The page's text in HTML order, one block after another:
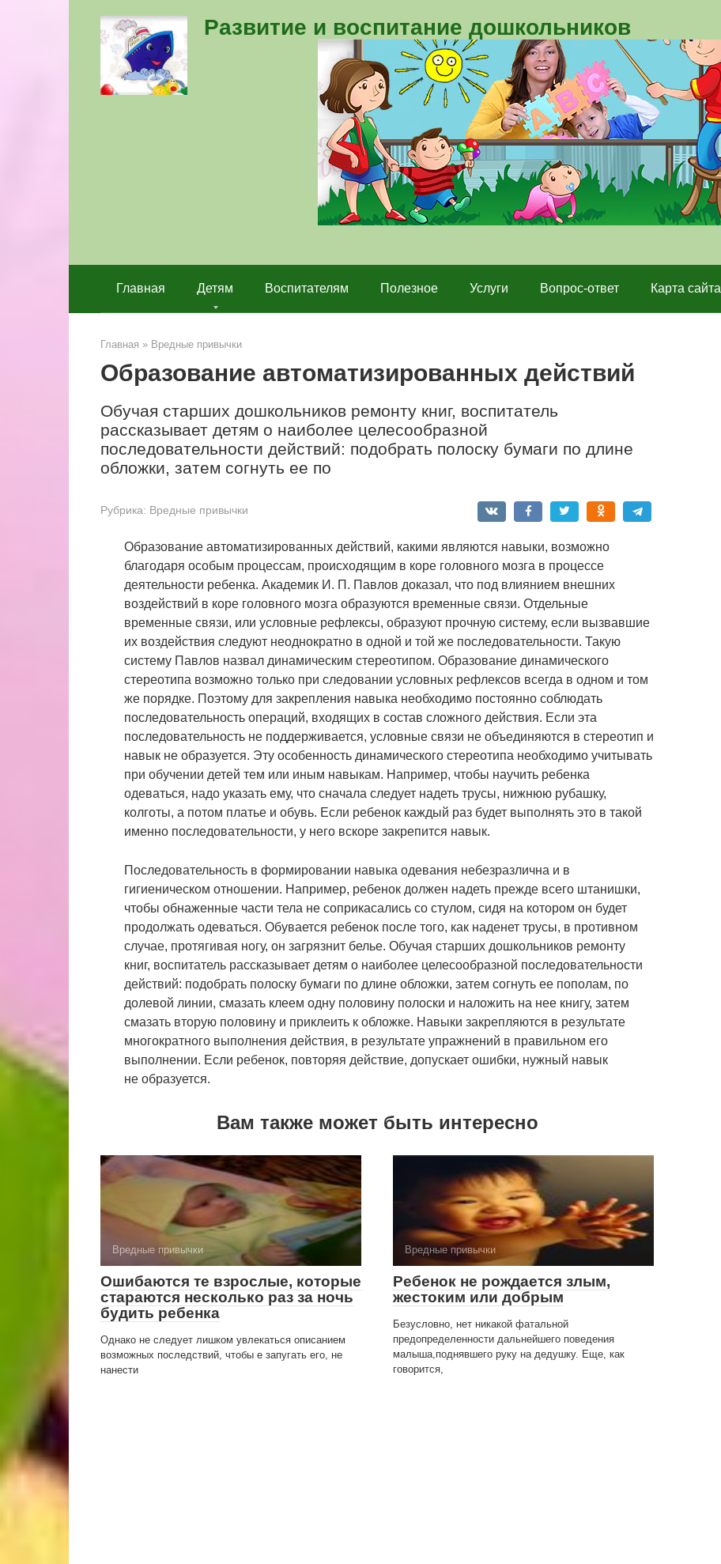
Развитие и воспитание дошкольников
Главная Детям Воспитателям Полезное Услуги Вопрос-ответ Карта сайта
Главная » Вредные привычки
Образование автоматизированных действий
Обучая старших дошкольников ремонту книг, воспитатель
рассказывает детям о наиболее целесообразной
последовательности действий: подобрать полоску бумаги по длине
обложки, затем согнуть ее по
Рубрика: Вредные привычки
Образование автоматизированных действий, какими являются навыки, возможно
благодаря особым процессам, происходящим в коре головного мозга в процессе
деятельности ребенка. Академик И. П. Павлов доказал, что под влиянием внешних
воздействий в коре головного мозга образуются временные связи. Отдельные
временные связи, или условные рефлексы, образуют прочную систему, если вызвавшие
их воздействия следуют неоднократно в одной и той же последовательности. Такую
систему Павлов назвал динамическим стереотипом. Образование динамического
стереотипа возможно только при следовании условных рефлексов всегда в одном и том
же порядке. Поэтому для закрепления навыка необходимо постоянно соблюдать
последовательность операций, входящих в состав сложного действия. Если эта
последовательность не поддерживается, условные связи не объединяются в стереотип и
навык не образуется. Эту особенность динамического стереотипа необходимо учитывать
при обучении детей тем или иным навыкам. Например, чтобы научить ребенка
одеваться, надо указать ему, что сначала следует надеть трусы, нижнюю рубашку,
колготы, а потом платье и обувь. Если ребенок каждый раз будет выполнять это в такой
именно последовательности, у него вскоре закрепится навык.
Последовательность в формировании навыка одевания небезразлична и в
гигиеническом отношении. Например, ребенок должен надеть прежде всего штанишки,
чтобы обнаженные части тела не соприкасались со стулом, сидя на котором он будет
продолжать одеваться. Обувается ребенок после того, как наденет трусы, в противном
случае, протягивая ногу, он загрязнит белье. Обучая старших дошкольников ремонту
книг, воспитатель рассказывает детям о наиболее целесообразной последовательности
действий: подобрать полоску бумаги по длине обложки, затем согнуть ее пополам, по
долевой линии, смазать клеем одну половину полоски и наложить на нее книгу, затем
смазать вторую половину и приклеить к обложке. Навыки закрепляются в результате
многократного выполнения действия, в результате упражнений в правильном его
выполнении. Если ребенок, повторяя действие, допускает ошибки, нужный навык
не образуется.
Вам также может быть интересно
Вредные привычки
Ошибаются те взрослые, которые
стараются несколько раз за ночь
будить ребенка
Однако не следует лишком увлекаться описанием
возможных последствий, чтобы е запугать его, не
нанести
Вредные привычки
Ребенок не рождается злым,
жестоким или добрым
Безусловно, нет никакой фатальной
предопределенности дальнейшего поведения
малыша,поднявшего руку на дедушку. Еще, как
говорится,